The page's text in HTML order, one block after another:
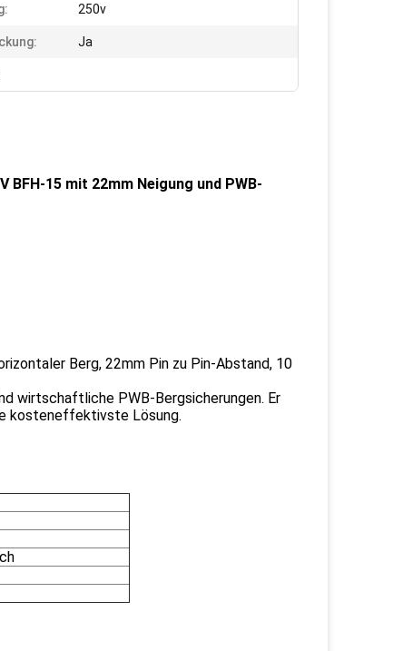
250v
Ja
15 mit 22mm Neigung und PWB-
Berg, 22mm Pin zu Pin-Abstand, 10
wirtschaftliche PWB-Bergsicherungen. Er
kosteneffektivste Lösung.